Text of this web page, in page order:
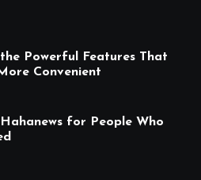
Powerful Features That
Convenient
for People Who